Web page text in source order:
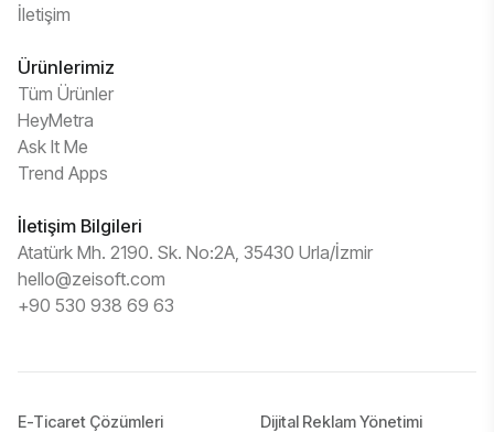
İletişim
Ürünlerimiz
Tüm Ürünler
HeyMetra
Ask It Me
Trend Apps
İletişim Bilgileri
Atatürk Mh. 2190. Sk. No:2A, 35430 Urla/İzmir
hello@zeisoft.com
+90 530 938 69 63
E-Ticaret Çözümleri Dijital Reklam Yönetimi